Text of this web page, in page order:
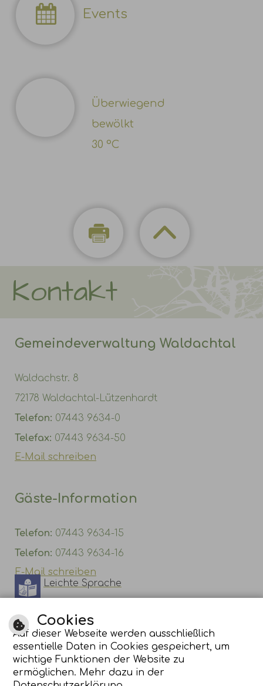
Events
Überwiegend
bewölkt
30 °C
Kontakt
Gemeindeverwaltung Waldachtal
Waldachstr. 8
72178 Waldachtal-Lützenhardt
Telefon: 07443 9634-0
Telefax: 07443 9634-50
E-Mail schreiben
Gäste-Information
Telefon: 07443 9634-15
Telefon: 07443 9634-16
E-Mail schreiben
Leichte Sprache
Cookies
Auf dieser Webseite werden ausschließlich
essentielle Daten in Cookies gespeichert, um
wichtige Funktionen der Website zu
ermöglichen. Mehr dazu in der